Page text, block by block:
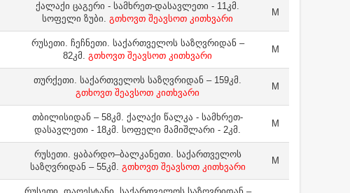
ქალაქი ცაგერი - სამხრეთ-დასავლეთი - 11კმ.
სოფელი ზუბი. გთხოვთ შეავსოთ კითხვარი
M
რუსეთი. ჩეჩნეთი. საქართველოს საზღვრიდან –
82კმ. გთხოვთ შეავსოთ კითხვარი
M
თურქეთი. საქართველოს საზღვრიდან – 159კმ.
გთხოვთ შეავსოთ კითხვარი
M
თბილისიდან – 58კმ. ქალაქი წალკა - სამხრეთ-
დასავლეთი - 18კმ. სოფელი მამიშლარი - 2კმ.
M
რუსეთი. ყაბარდო–ბალკანეთი. საქართველოს
საზღვრიდან – 55კმ. გთხოვთ შეავსოთ კითხვარი
M